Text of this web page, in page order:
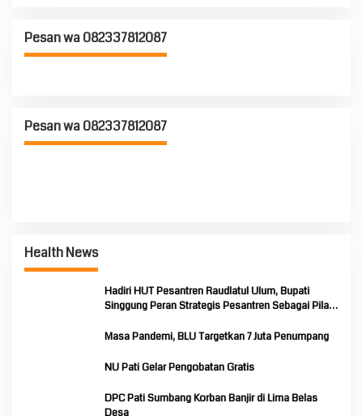
Pesan wa 082337812087
Pesan wa 082337812087
Health News
Hadiri HUT Pesantren Raudlatul Ulum, Bupati
Singgung Peran Strategis Pesantren Sebagai Pilar
Masa Pandemi, BLU Targetkan 7 Juta Penumpang
NU Pati Gelar Pengobatan Gratis
DPC Pati Sumbang Korban Banjir di Lima Belas
Desa